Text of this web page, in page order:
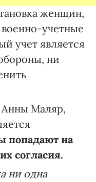
женщин,
учетные
учет является
ни
Анны Маляр,
на
согласия.
ни одна